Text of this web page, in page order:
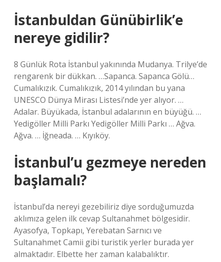
İstanbuldan Günübirlik’e
nereye gidilir?
8 Günlük Rota İstanbul yakınında Mudanya. Trilye’de
rengarenk bir dükkan. …Sapanca. Sapanca Gölü…
Cumalıkızık. Cumalıkızık, 2014 yılından bu yana
UNESCO Dünya Mirası Listesi’nde yer alıyor. …
Adalar. Büyükada, İstanbul adalarının en büyüğü. …
Yedigöller Milli Parkı Yedigöller Milli Parkı … Ağva.
Ağva. … İğneada. … Kıyıköy.
İstanbul’u gezmeye nereden
başlamalı?
İstanbul’da nereyi gezebiliriz diye sorduğumuzda
aklımıza gelen ilk cevap Sultanahmet bölgesidir.
Ayasofya, Topkapı, Yerebatan Sarnıcı ve
Sultanahmet Camii gibi turistik yerler burada yer
almaktadır. Elbette her zaman kalabalıktır.